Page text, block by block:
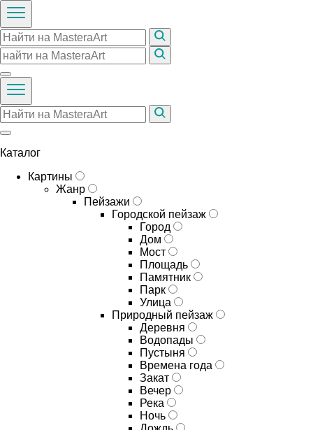
Каталог
Картины
Жанр
Пейзажи
Городской пейзаж
Город
Дом
Мост
Площадь
Памятник
Парк
Улица
Природный пейзаж
Деревня
Водопады
Пустыня
Времена года
Закат
Вечер
Река
Ночь